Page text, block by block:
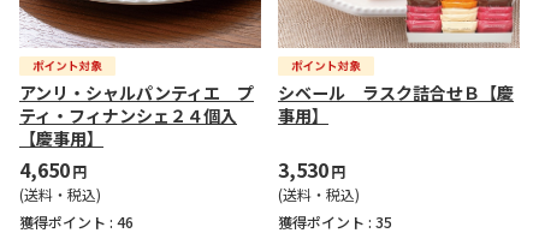
アンリ・シャルパンティエ プ
ティ・フィナンシェ２４個入
【慶事用】
4,650円
(送料・税込)
獲得ポイント : 46
シベール ラスク詰合せＢ【慶
事用】
3,530円
(送料・税込)
獲得ポイント : 35